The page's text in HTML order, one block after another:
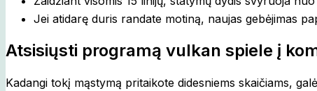
Jei atidarę duris randate motiną, naujas gebėjimas
Atsisiųsti programą vulkan spiele į
Kadangi tokį mąstymą pritaikote didesniems skaičiams,